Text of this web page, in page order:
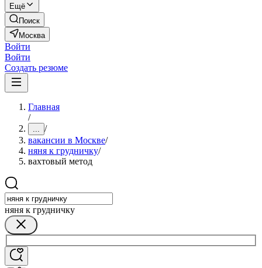
Ещё
Поиск
Москва
Войти
Войти
Создать резюме
Главная
/
... /
вакансии в Москве/
няня к грудничку/
вахтовый метод
няня к грудничку